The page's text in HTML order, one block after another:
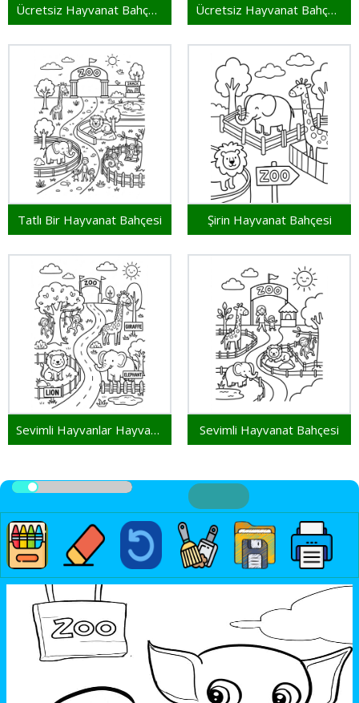
Ücretsiz Hayvanat Bahçesi Ücretsiz Hayvanat Bahçesi Yazdırılabilir
Tatlı Bir Hayvanat Bahçesi Şirin Hayvanat Bahçesi
Sevimli Hayvanlar Hayvanat Bahçesinde Sevimli Hayvanat Bahçesi